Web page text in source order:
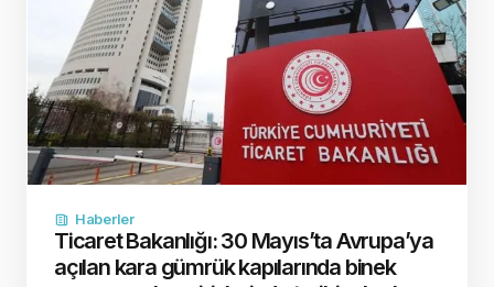
Haberler
Ticaret Bakanlığı: 30 Mayıs’ta Avrupa’ya
açılan kara gümrük kapılarında binek